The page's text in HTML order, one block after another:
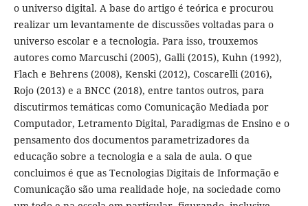
o universo digital. A base do artigo é teórica e procurou
realizar um levantamente de discussões voltadas para o
universo escolar e a tecnologia. Para isso, trouxemos
autores como Marcuschi (2005), Galli (2015), Kuhn (1992),
Flach e Behrens (2008), Kenski (2012), Coscarelli (2016),
Rojo (2013) e a BNCC (2018), entre tantos outros, para
discutirmos temáticas como Comunicação Mediada por
Computador, Letramento Digital, Paradigmas de Ensino e o
pensamento dos documentos parametrizadores da
educação sobre a tecnologia e a sala de aula. O que
concluimos é que as Tecnologias Digitais de Informação e
Comunicação são uma realidade hoje, na sociedade como